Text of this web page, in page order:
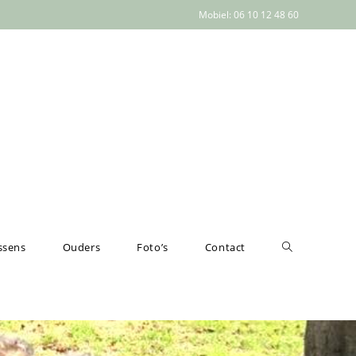
Mobiel: 06 10 12 48 60
Ouders Foto’s Contact